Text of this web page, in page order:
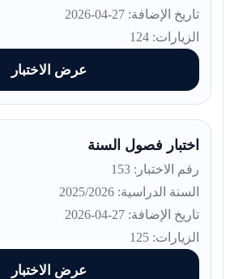
تاريخ الإضافة: 27-04-2026
الزيارات: 124
عرض الاختبار
اختبار فصول السنة
رقم الاختبار: 153
السنة الدراسية: 2025/2026
تاريخ الإضافة: 27-04-2026
الزيارات: 125
عرض الاختبار